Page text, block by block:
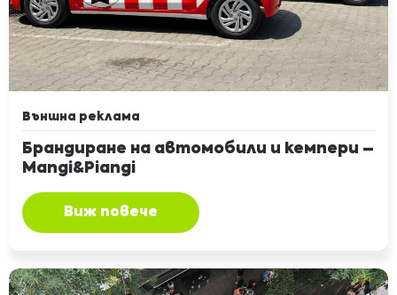
Външна реклама
Брандиране на автомобили и кемпери –
Mangi&Piangi
Виж повече